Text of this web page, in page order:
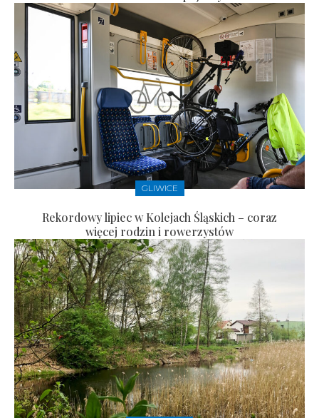
GLIWICE
Rekordowy lipiec w Kolejach Śląskich – coraz
więcej rodzin i rowerzystów